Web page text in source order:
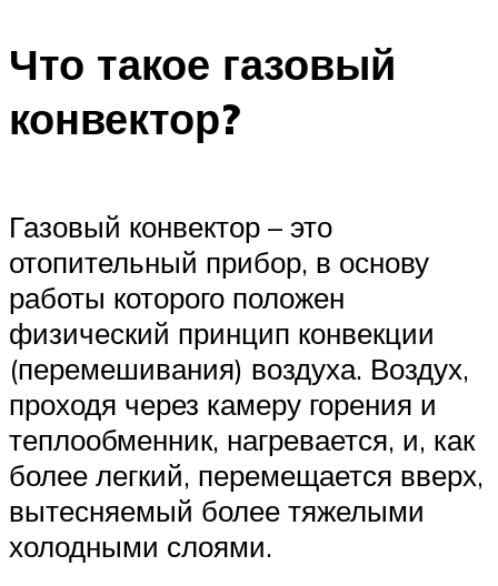
Что такое газовый
конвектор?
Газовый конвектор – это
отопительный прибор, в основу
работы которого положен
физический принцип конвекции
(перемешивания) воздуха. Воздух,
проходя через камеру горения и
теплообменник, нагревается, и, как
более легкий, перемещается вверх,
вытесняемый более тяжелыми
холодными слоями.